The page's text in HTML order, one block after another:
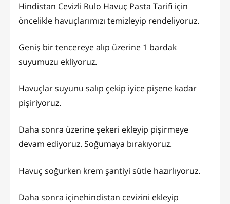
Hindistan Cevizli Rulo Havuç Pasta Tarifi için
öncelikle havuçlarımızı temizleyip rendeliyoruz.
Geniş bir tencereye alıp üzerine 1 bardak
suyumuzu ekliyoruz.
Havuçlar suyunu salıp çekip iyice pişene kadar
pişiriyoruz.
Daha sonra üzerine şekeri ekleyip pişirmeye
devam ediyoruz. Soğumaya bırakıyoruz.
Havuç soğurken krem şantiyi sütle hazırlıyoruz.
Daha sonra içinehindistan cevizini ekleyip